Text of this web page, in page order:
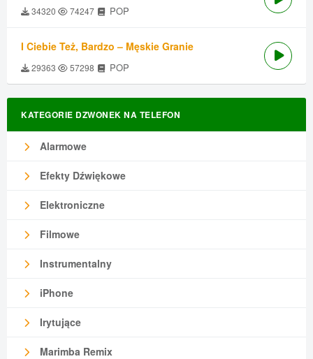
34320 74247 POP
I Ciebie Też, Bardzo – Męskie Granie
29363 57298 POP
KATEGORIE DZWONEK NA TELEFON
Alarmowe
Efekty Dźwiękowe
Elektroniczne
Filmowe
Instrumentalny
iPhone
Irytujące
Marimba Remix